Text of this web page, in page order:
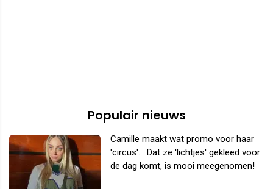
Populair nieuws
Camille maakt wat promo voor haar
'circus'... Dat ze 'lichtjes' gekleed voor
de dag komt, is mooi meegenomen!